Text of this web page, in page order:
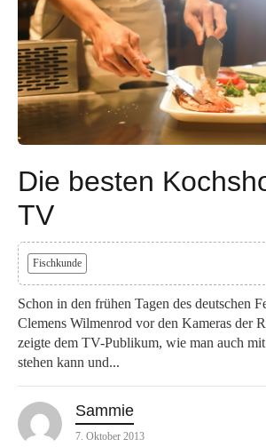
Die besten
TV
Fischkunde
Schon in den frühen Tagen des deutschen
Clemens Wilmenrod vor den Kameras der
zeigte dem TV-Publikum, wie man auch
stehen kann und...
Sammie
7. Oktober 2013